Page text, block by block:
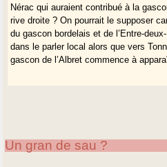
Nérac qui auraient contribué à la
rive droite ? On pourrait le supposer
du gascon bordelais et de l’Entre-
dans le parler local alors que vers
gascon de l’Albret commence à
Un gran de sau ?